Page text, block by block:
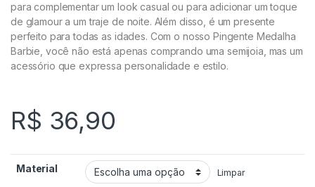
para complementar um look casual ou para adicionar um toque
de glamour a um traje de noite. Além disso, é um presente
perfeito para todas as idades. Com o nosso Pingente Medalha
Barbie, você não está apenas comprando uma semijoia, mas um
acessório que expressa personalidade e estilo.
R$ 36,90
Material Limpar